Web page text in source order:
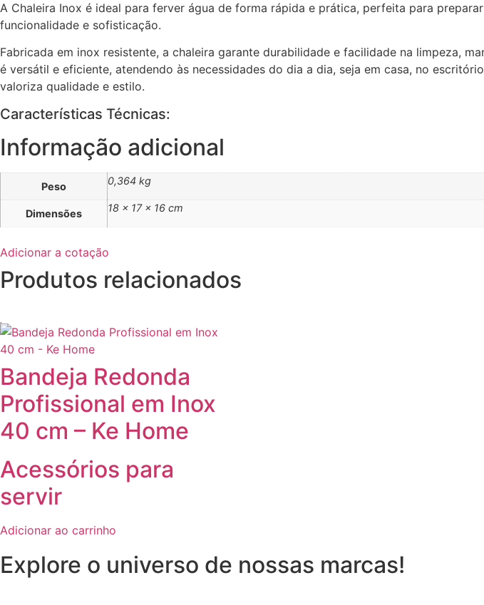
A Chaleira Inox é ideal para ferver água de forma rápida e prática, perfeita para
funcionalidade e sofisticação.
Fabricada em inox resistente, a chaleira garante durabilidade e facilidade na limpeza,
é versátil e eficiente, atendendo às necessidades do dia a dia, seja em casa, no
valoriza qualidade e estilo.
Características Técnicas:
Informação adicional
Peso 0,364 kg
Dimensões 18 × 17 × 16 cm
Adicionar a cotação
Produtos relacionados
Bandeja Redonda
Profissional em Inox
40 cm – Ke Home
Acessórios para
servir
Adicionar ao carrinho
Explore o universo de nossas marcas!